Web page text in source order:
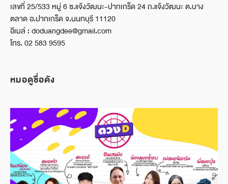
เลขที่ 25/533 หมู่ 6 ซ.แจ้งวัฒนะ-ปากเกร็ด 24 ถ.แจ้งวัฒนะ ต.บาง
ตลาด อ.ปากเกร็ด จ.นนทบุรี 11120
อีเมล์ : doduangdee@gmail.com
โทร. 02 583 9595
หมอดูชื่อดัง